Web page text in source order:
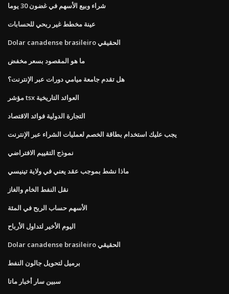
شراء وبيع الأسهم في غضون 30 يوما
عينة مخطط غير ربحي للحسابات
Dolar canadense brasileiro الحقيقي
ما هو المقصود بسعر مخفض
هل تقدم جامعة ميامي دورات عبر الإنترنت؟
مؤشر tsx العوائد التاريخية
التجارة الدولية فوائد الاقتصاد
يجب عليك استخدام بطاقة الخصم لعمليات الشراء عبر الإنترنت
نموذج التقييم الافتراضي
ماذا نشط بموجب عقد يعني في ولاية تينيسي
نقل النفط الخام والغاز
الأسهم حساب الربح في المئة
اليوم الأخير لتداول الأرباح
Dolar canadense brasileiro الحقيقي
برميل لتحويل جالون النفط
سبين سار أخبار ماتا